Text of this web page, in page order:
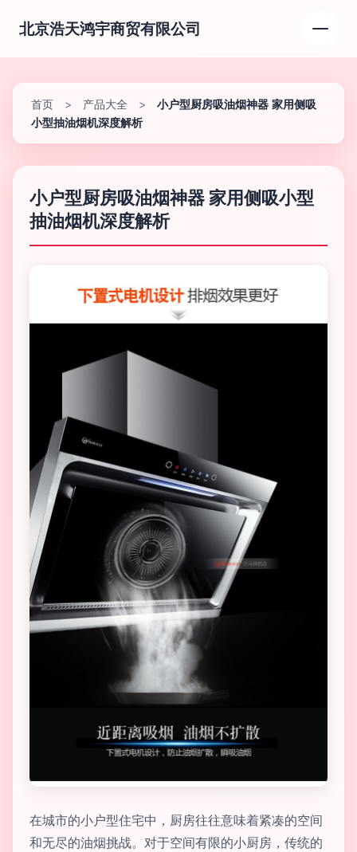
北京浩天鸿宇商贸有限公司
首页 > 产品大全 >
小户型厨房吸油烟神器 家用侧吸
小型抽油烟机深度解析
小户型厨房吸油烟神器 家用侧吸小型
抽油烟机深度解析
在城市的小户型住宅中，厨房往往意味着紧凑的空间
和无尽的油烟挑战。对于空间有限的小厨房，传统的